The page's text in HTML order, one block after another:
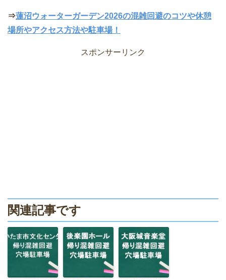
⇒蓮沼ウォーターガーデン2026の混雑回避のコツや休憩
場所やアクセス方法や駐車場！
スポンサーリンク
関連記事です